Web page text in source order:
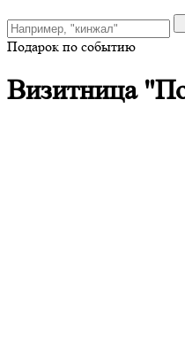
Подарок по событию
Визитница